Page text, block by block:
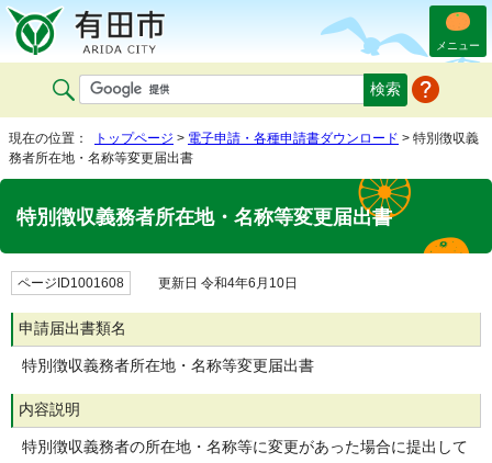
メニュー
現在の位置： トップページ > 電子申請・各種申請書ダウンロード > 特別徴収義
務者所在地・名称等変更届出書
特別徴収義務者所在地・名称等変更届出書
ページID1001608 更新日 令和4年6月10日
申請届出書類名
特別徴収義務者所在地・名称等変更届出書
内容説明
特別徴収義務者の所在地・名称等に変更があった場合に提出して